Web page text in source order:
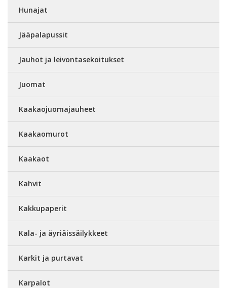
Hunajat
Jääpalapussit
Jauhot ja leivontasekoitukset
Juomat
Kaakaojuomajauheet
Kaakaomurot
Kaakaot
Kahvit
Kakkupaperit
Kala- ja äyriäissäilykkeet
Karkit ja purtavat
Karpalot